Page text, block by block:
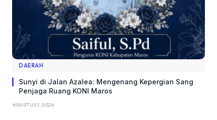
DAERAH
Sunyi di Jalan Azalea: Mengenang Kepergian Sang
Penjaga Ruang KONI Maros
AGUSTUS 1, 2026